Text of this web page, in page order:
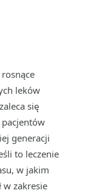
leków
się
generacji
to leczenie
w jakim
w zakresie